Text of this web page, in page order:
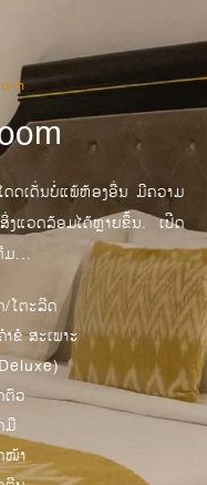
ດເດັ່ນບໍ່ແພ້ຫ້ອງອື່ນ ມີຄວາມ
ງແວດລ້ອມໄດ້ຫຼາຍຂຶ້ນ. ເປີດ
ມ...
/ໂຕະລີດ
ຂໍ ສະເພາະ
ຕົວ
ມື
ໜ້າ